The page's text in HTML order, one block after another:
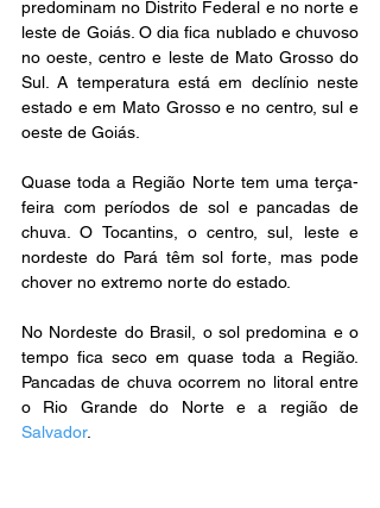
predominam no Distrito Federal e no norte e
leste de Goiás. O dia fica nublado e chuvoso
no oeste, centro e leste de Mato Grosso do
Sul. A temperatura está em declínio neste
estado e em Mato Grosso e no centro, sul e
oeste de Goiás.
Quase toda a Região Norte tem uma terça-
feira com períodos de sol e pancadas de
chuva. O Tocantins, o centro, sul, leste e
nordeste do Pará têm sol forte, mas pode
chover no extremo norte do estado.
No Nordeste do Brasil, o sol predomina e o
tempo fica seco em quase toda a Região.
Pancadas de chuva ocorrem no litoral entre
Salvador.